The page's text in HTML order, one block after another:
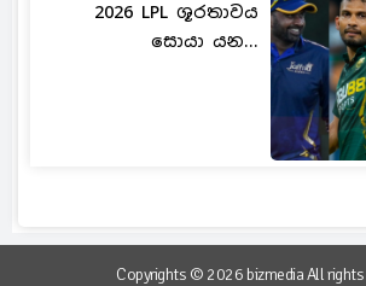
2026 LPL ශූරතාවය
සොයා යන...
Copyrights © 2026 bizmedia All rights